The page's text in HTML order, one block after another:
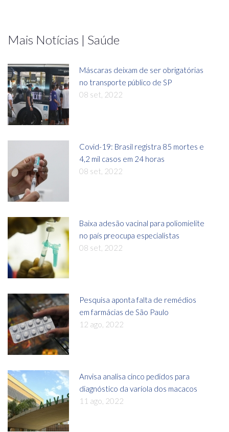
Mais Notícias | Saúde
Máscaras deixam de ser obrigatórias
no transporte público de SP
08 set, 2022
Covid-19: Brasil registra 85 mortes e
4,2 mil casos em 24 horas
08 set, 2022
Baixa adesão vacinal para poliomielite
no país preocupa especialistas
08 set, 2022
Pesquisa aponta falta de remédios
em farmácias de São Paulo
12 ago, 2022
Anvisa analisa cinco pedidos para
diagnóstico da varíola dos macacos
11 ago, 2022